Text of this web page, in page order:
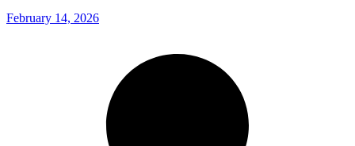
February 14, 2026